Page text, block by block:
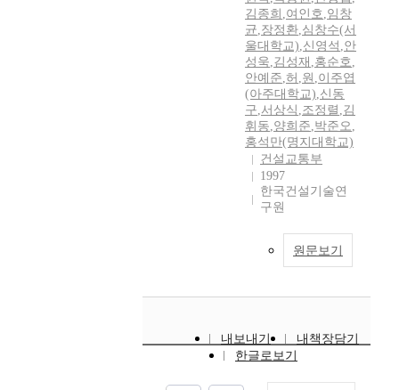
김종희 ,여인호,임창
균,장정환,심창수(서
울대학교),신영석 ,안
성욱,김성재 ,홍순호,
안예준,허 ,원 ,이주엽
(아주대학교),신동
구,서상식 ,조정렬 ,김
휘동,양희준,박준오,
홍석만(명지대학교)
건설교통부
1997
한국건설기술연
구원
원문보기
내보내기
내책장담기
한글로보기